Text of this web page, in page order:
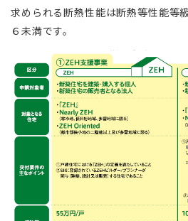
求められる断熱性能は断熱等性能等
６未満です。